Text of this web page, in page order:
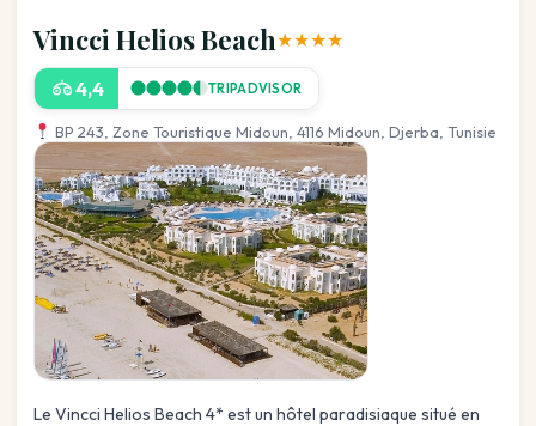
Vincci Helios Beach★★★★
4,4 TRIPADVISOR
BP 243, Zone Touristique Midoun, 4116 Midoun, Djerba, Tunisie
Le Vincci Helios Beach 4* est un hôtel paradisiaque situé en